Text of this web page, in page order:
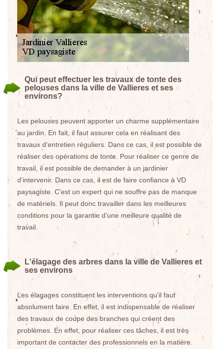
Qui peut effectuer les travaux de tonte des
pelouses dans la ville de Vallieres et ses
environs?
Les pelouses peuvent apporter un charme supplémentaire
au jardin. En fait, il faut assurer cela en réalisant des
travaux d'entretien réguliers. Dans ce cas, il est possible de
réaliser des opérations de tonte. Pour réaliser ce genre de
travail, il est possible de demander à un jardinier
d'intervenir. Dans ce cas, il est de faire confiance à VD
paysagiste. C'est un expert qui ne souffre pas de manque
de matériels. Il peut donc travailler dans les meilleures
conditions pour la garantie d'une meilleure qualité de
travail.
L'élagage des arbres dans la ville de Vallieres et
ses environs
Les élagages constituent les interventions qu'il faut
absolument faire. En effet, il est indispensable de réaliser
des travaux de coupe des branches qui créent des
problèmes. En effet, pour réaliser ces tâches, il est très
important de contacter des professionnels en la matière.